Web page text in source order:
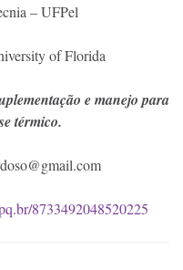
– UFPel
of Florida
e manejo para
térmico.
8733492048520225